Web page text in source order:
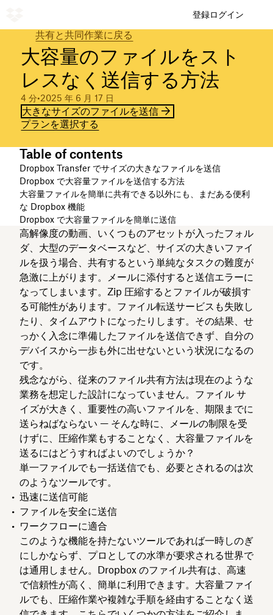
登録ログイン
共有と共同作業に戻る
大容量のファイルをスト
レスなく送信する方法
4 分•2025 年 6 月 17 日
大きなサイズのファイルを送信
プランを選択する
Table of contents
Dropbox Transfer でサイズの大きなファイルを送信
Dropbox で大容量ファイルを送信する方法
大容量ファイルを簡単に共有できる以外にも、まだある便利
な Dropbox 機能
Dropbox で大容量ファイルを簡単に送信
高解像度の動画、いくつものアセットが入ったフォル
ダ、大型のデータベースなど、サイズの大きいファイ
ルを扱う場合、共有するという単純なタスクの難度が
急激に上がります。メールに添付すると送信エラーに
なってしまいます。Zip 圧縮するとファイルが破損す
る可能性があります。ファイル転送サービスも失敗し
たり、タイムアウトになったりします。その結果、せ
っかく入念に準備したファイルを送信できず、自分の
デバイスから一歩も外に出せないという状況になるの
です。
残念ながら、従来のファイル共有方法は現在のような
業務を想定した設計になっていません。ファイル サ
イズが大きく、重要性の高いファイルを、期限までに
送らねばならない — そんな時に、メールの制限を受
けずに、圧縮作業もすることなく、大容量ファイルを
送るにはどうすればよいのでしょうか？
単一ファイルでも一括送信でも、必要とされるのは次
のようなツールです。
迅速に送信可能
ファイルを安全に送信
ワークフローに適合
このような機能を持たないツールであれば一時しのぎ
にしかならず、プロとしての水準が要求される世界で
は通用しません。Dropbox のファイル共有は、高速
で信頼性が高く、簡単に利用できます。大容量ファイ
ルでも、圧縮作業や複雑な手順を経由することなく送